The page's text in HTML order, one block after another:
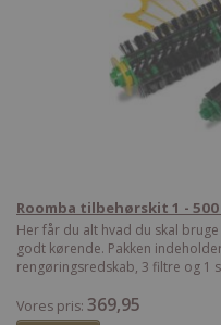
Roomba tilbehørskit 1 -
Her får du alt hvad du skal
godt kørende. Pakken
rengøringsredskab, 3 filtre og 1
Vores pris: 369,95